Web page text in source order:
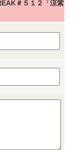
＃５１２「涼紫